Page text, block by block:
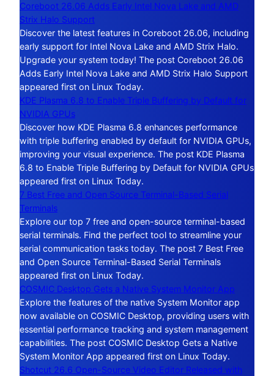
Coreboot 26.06 Adds Early Intel Nova Lake and AMD
Strix Halo Support
Discover the latest features in Coreboot 26.06, including
early support for Intel Nova Lake and AMD Strix Halo.
Upgrade your system today! The post Coreboot 26.06
Adds Early Intel Nova Lake and AMD Strix Halo Support
appeared first on Linux Today.
KDE Plasma 6.8 to Enable Triple Buffering by Default for
NVIDIA GPUs
Discover how KDE Plasma 6.8 enhances performance
with triple buffering enabled by default for NVIDIA GPUs,
improving your visual experience. The post KDE Plasma
6.8 to Enable Triple Buffering by Default for NVIDIA GPUs
appeared first on Linux Today.
7 Best Free and Open Source Terminal-Based Serial
Terminals
Explore our top 7 free and open-source terminal-based
serial terminals. Find the perfect tool to streamline your
serial communication tasks today. The post 7 Best Free
and Open Source Terminal-Based Serial Terminals
appeared first on Linux Today.
COSMIC Desktop Gets a Native System Monitor App
Explore the features of the native System Monitor app
now available on COSMIC Desktop, providing users with
essential performance tracking and system management
capabilities. The post COSMIC Desktop Gets a Native
System Monitor App appeared first on Linux Today.
Shotcut 26.6 Open-Source Video Editor Released with